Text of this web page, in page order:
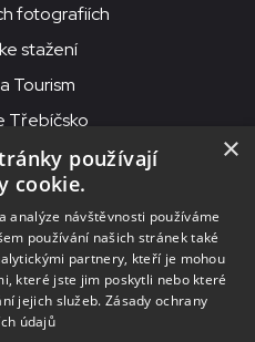
fotografiích
stažení
Tourism
Třebíčsko
Mor. Budějovice
Purcnerova 62, 676 02
Budějovice
ID datové schránky: chjn2kd
×
používají
cookie.
analýze návštěvnosti používáme
používání našich stránek také
partnery, kteří je mohou
které jste jim poskytli nebo které
jejich služeb. Zásady ochrany
údajů